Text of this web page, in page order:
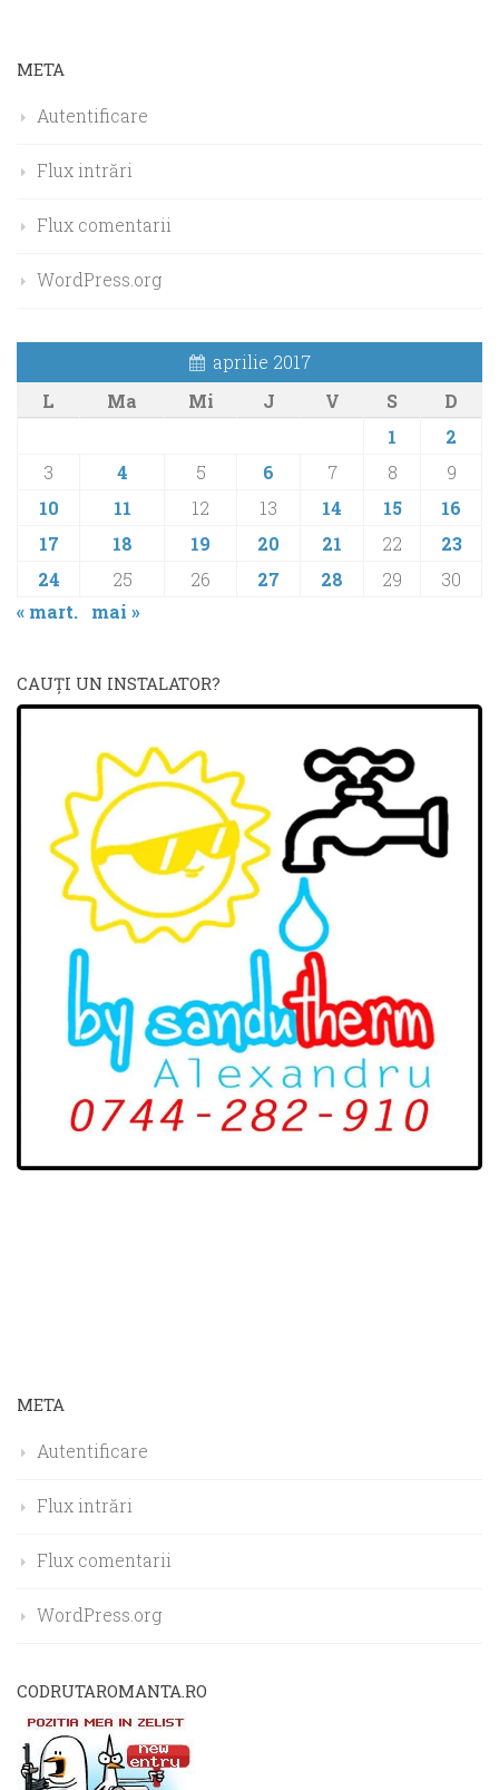
META
Autentificare
Flux intrări
Flux comentarii
WordPress.org
aprilie 2017
L
Ma Mi J V S
D
1
2
3
4 5 6 7 8
9
10
11 12 13 14 15
16
17
18 19 20 21 22
23
24
25 26 27 28 29
30
« mart.
mai »
CAUŢI UN INSTALATOR?
META
Autentificare
Flux intrări
Flux comentarii
WordPress.org
CODRUTAROMANTA.RO